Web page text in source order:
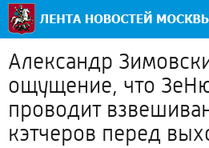
Александр
ощущение, что
проводит
кэтчеров перед